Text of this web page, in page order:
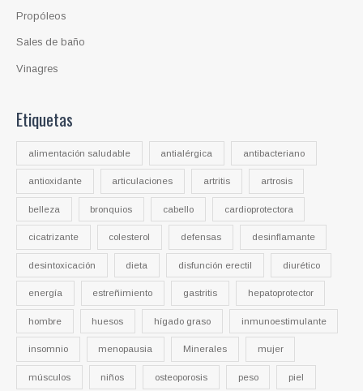
Propóleos
Sales de baño
Vinagres
Etiquetas
alimentación saludable antialérgica antibacteriano
antioxidante articulaciones artritis artrosis
belleza bronquios cabello cardioprotectora
cicatrizante colesterol defensas desinflamante
desintoxicación dieta disfunción erectil diurético
energía estreñimiento gastritis hepatoprotector
hombre huesos hígado graso inmunoestimulante
insomnio menopausia Minerales mujer
músculos niños osteoporosis peso piel